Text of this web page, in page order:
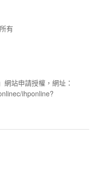
有
站申請授權，網址：
ihponline?